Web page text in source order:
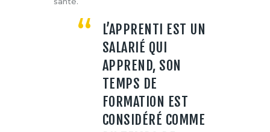
L’APPRENTI EST UN
SALARIÉ QUI
APPREND, SON
TEMPS DE
FORMATION EST
CONSIDÉRÉ COMME